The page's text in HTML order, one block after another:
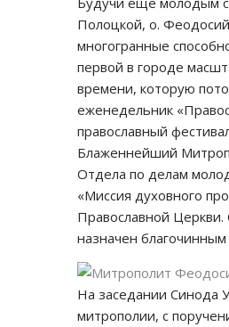
Полоцкой, о.
многогранные
первой в городе
времени, которую
еженедельник
православный
Блаженнейший
Отдела по делам
«Миссия духовного
Православной Церкви.
назначен
На заседании Синода
митрополии, с